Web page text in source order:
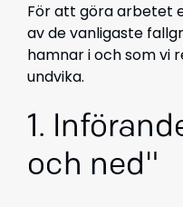
För att göra arbetet
av de vanligaste
hamnar i och som vi
undvika.
1.
och ned"